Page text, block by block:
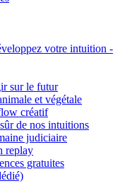
votre intuition -
sur le futur
et végétale
créatif
de nos intuitions
judiciaire
replay
gratuites